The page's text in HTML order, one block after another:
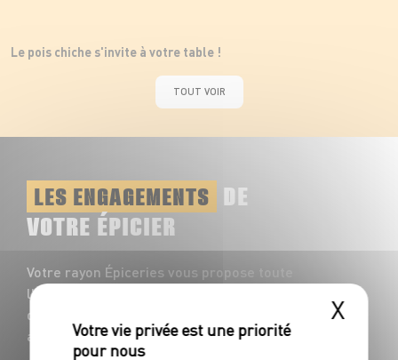
Le pois chiche s'invite à votre table !
TOUT VOIR
LES ENGAGEMENTS DE
VOTRE ÉPICIER
Votre rayon Épiceries vous propose toute
l'année une multitude de saveurs à
découvrir : plus de 1200 références
accompagnent vos repas du quotidien !
X